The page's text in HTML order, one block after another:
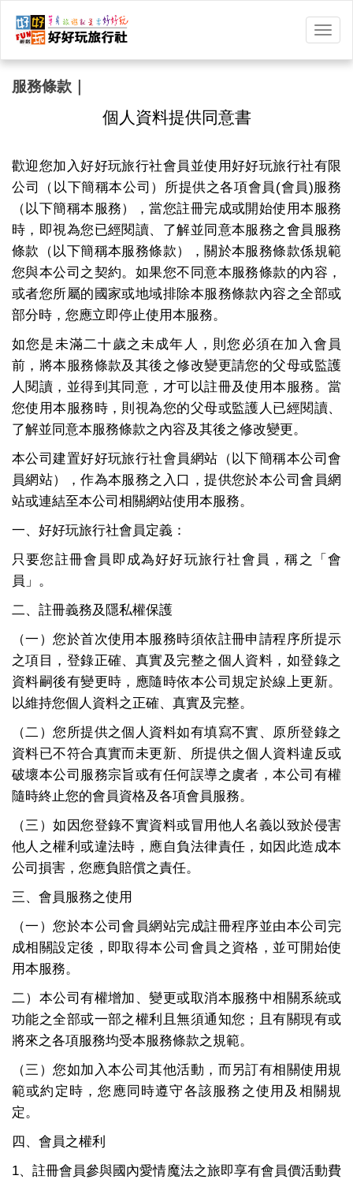
選
切
服務條款｜
個人資料提供同意書
歡迎您加入好好玩旅行社會員並使用好好玩旅行社有限
公司（以下簡稱本公司）所提供之各項會員(會員)服務
（以下簡稱本服務），當您註冊完成或開始使用本服務
時，即視為您已經閱讀、了解並同意本服務之會員服務
條款（以下簡稱本服務條款），關於本服務條款係規範
您與本公司之契約。如果您不同意本服務條款的內容，
或者您所屬的國家或地域排除本服務條款內容之全部或
部分時，您應立即停止使用本服務。
如您是未滿二十歲之未成年人，則您必須在加入會員
前，將本服務條款及其後之修改變更請您的父母或監護
人閱讀，並得到其同意，才可以註冊及使用本服務。當
您使用本服務時，則視為您的父母或監護人已經閱讀、
了解並同意本服務條款之內容及其後之修改變更。
本公司建置好好玩旅行社會員網站（以下簡稱本公司會
員網站），作為本服務之入口，提供您於本公司會員網
站或連結至本公司相關網站使用本服務。
一、好好玩旅行社會員定義：
只要您註冊會員即成為好好玩旅行社會員，稱之「會
員」。
二、註冊義務及隱私權保護
（一）您於首次使用本服務時須依註冊申請程序所提示
之項目，登錄正確、真實及完整之個人資料，如登錄之
資料嗣後有變更時，應隨時依本公司規定於線上更新。
以維持您個人資料之正確、真實及完整。
（二）您所提供之個人資料如有填寫不實、原所登錄之
資料已不符合真實而未更新、所提供之個人資料違反或
破壞本公司服務宗旨或有任何誤導之虞者，本公司有權
隨時終止您的會員資格及各項會員服務。
（三）如因您登錄不實資料或冒用他人名義以致於侵害
他人之權利或違法時，應自負法律責任，如因此造成本
公司損害，您應負賠償之責任。
三、會員服務之使用
（一）您於本公司會員網站完成註冊程序並由本公司完
成相關設定後，即取得本公司會員之資格，並可開始使
用本服務。
二）本公司有權增加、變更或取消本服務中相關系統或
功能之全部或一部之權利且無須通知您；且有關現有或
將來之各項服務均受本服務條款之規範。
（三）您如加入本公司其他活動，而另訂有相關使用規
範或約定時，您應同時遵守各該服務之使用及相關規
定。
四、會員之權利
1、註冊會員參與國內愛情魔法之旅即享有會員價活動費